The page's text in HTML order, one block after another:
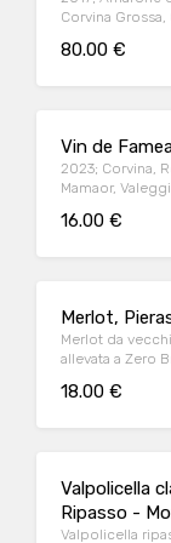
Corvina
80.00 €
Vin de
2023; Corvina,
Mamaor,
16.00 €
Merlot,
Merlot da
allevata a Zero
18.00 €
Valpolicella
Ripasso -
Valpolicella